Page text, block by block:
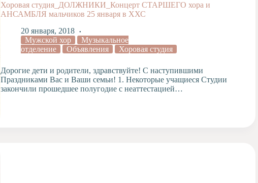
Хоровая студия_ДОЛЖНИКИ_Концерт СТАРШЕГО хора и
АНСАМБЛЯ мальчиков 25 января в ХХС
20 января, 2018
Мужской хор
Музыкальное
отделение
Объявления Хоровая студия
Дорогие дети и родители, здравствуйте! С наступившими
Праздниками Вас и Ваши семьи! 1. Некоторые учащиеся Студии
закончили прошедшее полугодие с неаттестацией…